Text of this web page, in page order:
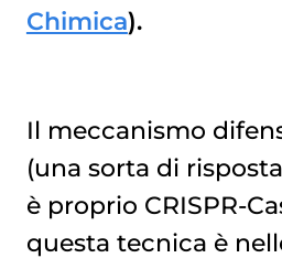
Chimica).
Il meccanismo
(una sorta di
è proprio CRISPR-
questa tecnica è